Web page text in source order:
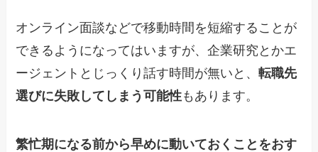
オンライン面談などで移動時間を短縮することが
できるようになってはいますが、企業研究とかエ
ージェントとじっくり話す時間が無いと、転職先
選びに失敗してしまう可能性もあります。
繁忙期になる前から早めに動いておくことをおす